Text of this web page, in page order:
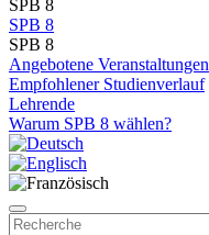
SPB 8
SPB 8
SPB 8
Angebotene Veranstaltungen
Empfohlener Studienverlauf
Lehrende
Warum SPB 8 wählen?